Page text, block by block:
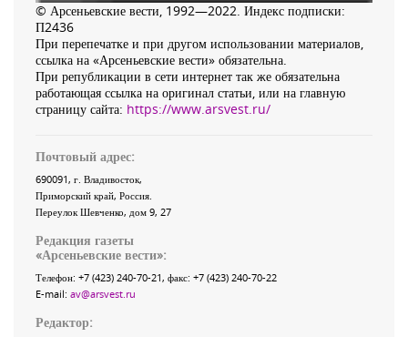
© Арсеньевские вести, 1992—2022. Индекс подписки:
П2436
При перепечатке и при другом использовании материалов,
ссылка на «Арсеньевские вести» обязательна.
При републикации в сети интернет так же обязательна
работающая ссылка на оригинал статьи, или на главную
страницу сайта: https://www.arsvest.ru/
Почтовый адрес:
690091, г. Владивосток,
Приморский край, Россия
Переулок Шевченко, дом 9, 27
Редакция газеты
«Арсеньевские вести»:
Телефон: +7 (423) 240-70-21, факс: +7 (423) 240-70-22
E-mail: av@arsvest.ru
Редактор: